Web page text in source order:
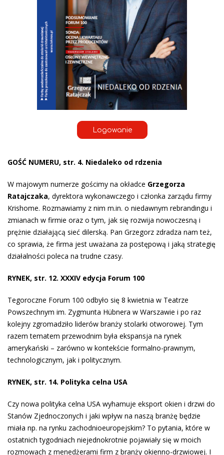
Logowanie
GOŚĆ NUMERU, str. 4. Niedaleko od rdzenia
W majowym numerze gościmy na okładce Grzegorza
Ratajczaka, dyrektora wykonawczego i członka zarządu firmy
Krishome. Rozmawiamy z nim m.in. o niedawnym rebrandingu i
zmianach w firmie oraz o tym, jak się rozwija nowoczesną i
prężnie działającą sieć dilerską. Pan Grzegorz zdradza nam też,
co sprawia, że firma jest uważana za postępową i jaką strategię
działalności poleca na trudne czasy.
RYNEK, str. 12. XXXIV edycja Forum 100
Tegoroczne Forum 100 odbyło się 8 kwietnia w Teatrze
Powszechnym im. Zygmunta Hübnera w Warszawie i po raz
kolejny zgromadziło liderów branży stolarki otworowej. Tym
razem tematem przewodnim była ekspansja na rynek
amerykański – zarówno w kontekście formalno-prawnym,
technologicznym, jak i politycznym.
RYNEK, str. 14. Polityka celna USA
Czy nowa polityka celna USA wyhamuje eksport okien i drzwi do
Stanów Zjednoczonych i jaki wpływ na naszą branżę będzie
miała np. na rynku zachodnioeuropejskim? To pytania, które w
ostatnich tygodniach niejednokrotnie pojawiały się w moich
rozmowach z menedżerami firm z branży okienno-drzwiowej. I